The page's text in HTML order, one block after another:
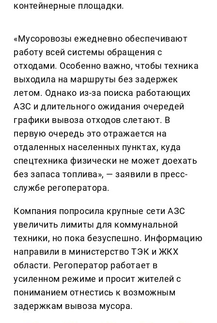
контейнерные площадки.
«Мусоровозы ежедневно обеспечивают
работу всей системы обращения с
отходами. Особенно важно, чтобы техника
выходила на маршруты без задержек
летом. Однако из-за поиска работающих
АЗС и длительного ожидания очередей
графики вывоза отходов слетают. В
первую очередь это отражается на
отдаленных населенных пунктах, куда
спецтехника физически не может доехать
без запаса топлива», — заявили в пресс-
службе регоператора.
Компания попросила крупные сети АЗС
увеличить лимиты для коммунальной
техники, но пока безуспешно. Информацию
направили в министерство ТЭК и ЖКХ
области. Регоператор работает в
усиленном режиме и просит жителей с
пониманием отнестись к возможным
задержкам вывоза мусора.